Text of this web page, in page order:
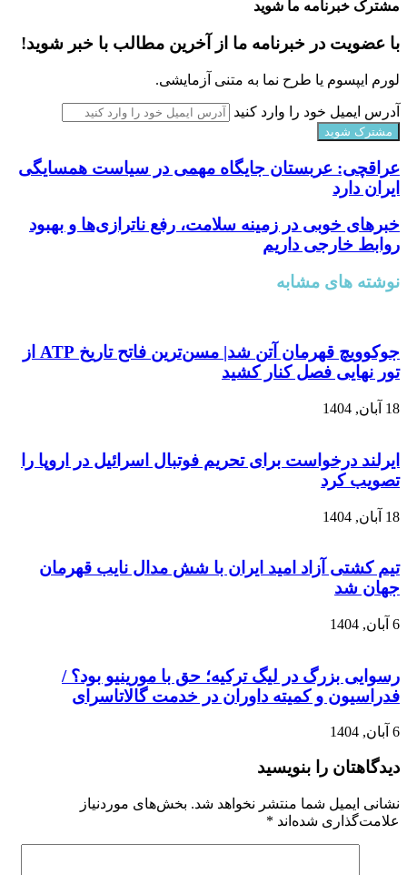
مشترک خبرنامه ما شوید
با عضویت در خبرنامه ما از آخرین مطالب با خبر شوید!
لورم ایپسوم یا طرح‌ نما به متنی آزمایشی.
آدرس ایمیل خود را وارد کنید
عراقچی: عربستان جایگاه مهمی در سیاست همسایگی
ایران دارد
خبرهای خوبی در زمینه سلامت، رفع ناترازی‌ها و بهبود
روابط خارجی داریم
نوشته های مشابه
جوکوویچ قهرمان آتن شد| مسن‌ترین فاتح تاریخ ATP از
تور نهایی فصل کنار کشید
18 آبان, 1404
ایرلند درخواست برای تحریم فوتبال اسرائیل در اروپا را
تصویب کرد
18 آبان, 1404
تیم کشتی آزاد امید ایران با شش مدال نایب قهرمان
جهان شد
6 آبان, 1404
رسوایی بزرگ در لیگ ترکیه؛ حق با مورینیو بود؟ /
فدراسیون و کمیته داوران در خدمت گالاتاسرای
6 آبان, 1404
دیدگاهتان را بنویسید
نشانی ایمیل شما منتشر نخواهد شد. بخش‌های موردنیاز
علامت‌گذاری شده‌اند *